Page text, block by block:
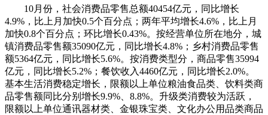
10月份，社会消费品零售总额40454亿元，同比增长
4.9%，比上月加快0.5个百分点；两年平均增长4.6%，比上月
加快0.8个百分点；环比增长0.43%。按经营单位所在地分，城
镇消费品零售额35090亿元，同比增长4.8%；乡村消费品零售
额5364亿元，同比增长5.6%。按消费类型分，商品零售35994
亿元，同比增长5.2%；餐饮收入4460亿元，同比增长2.0%。
基本生活消费稳定增长，限额以上单位粮油食品类、饮料类商
品零售额同比分别增长9.9%、8.8%。升级类消费较为活跃，
限额以上单位通讯器材类、金银珠宝类、文化办公用品类商品